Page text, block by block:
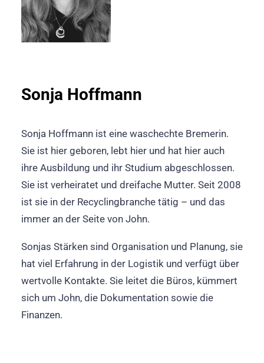
Sonja Hoffmann
Sonja Hoffmann ist eine waschechte Bremerin.
Sie ist hier geboren, lebt hier und hat hier auch
ihre Ausbildung und ihr Studium abgeschlossen.
Sie ist verheiratet und dreifache Mutter. Seit 2008
ist sie in der Recyclingbranche tätig – und das
immer an der Seite von John.
Sonjas Stärken sind Organisation und Planung, sie
hat viel Erfahrung in der Logistik und verfügt über
wertvolle Kontakte. Sie leitet die Büros, kümmert
sich um John, die Dokumentation sowie die
Finanzen.